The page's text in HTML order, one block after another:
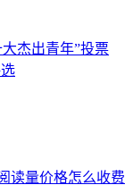
杰出青年”投票
读量价格怎么收费